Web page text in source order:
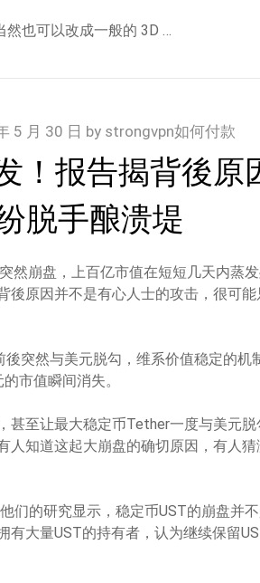
然也可以改成一般的 3D …
！报告揭背後原
脱手酿溃堤
5 月 30 日 by strongvpn如何付款
然崩盘，上百亿市值在短短几天内蒸
後原因并不是有心人士的攻击，很可
突然与美元脱勾，维系价值稳定的机
市值瞬间消失。
甚至让最大稳定币Tether一度与美元
人知道这起大崩盘的确切原因，有人
们的研究显示，稳定币UST的崩盘并
有大量UST的持有者，认为继续保留